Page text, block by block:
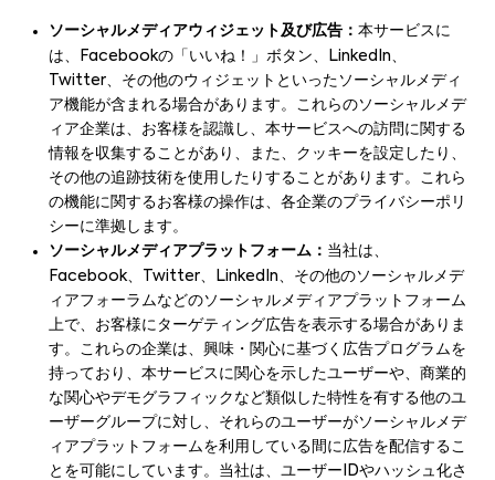
ソーシャルメディアウィジェット及び広告： 本サービスに
は、Facebookの「いいね！」ボタン、LinkedIn、
Twitter、その他のウィジェットといったソーシャルメディ
ア機能が含まれる場合があります。これらのソーシャルメデ
ィア企業は、お客様を認識し、本サービスへの訪問に関する
情報を収集することがあり、また、クッキーを設定したり、
その他の追跡技術を使用したりすることがあります。これら
の機能に関するお客様の操作は、各企業のプライバシーポリ
シーに準拠します。
ソーシャルメディアプラットフォーム： 当社は、
Facebook、Twitter、LinkedIn、その他のソーシャルメデ
ィアフォーラムなどのソーシャルメディアプラットフォーム
上で、お客様にターゲティング広告を表示する場合がありま
す。これらの企業は、興味・関心に基づく広告プログラムを
持っており、本サービスに関心を示したユーザーや、商業的
な関心やデモグラフィックなど類似した特性を有する他のユ
ーザーグループに対し、それらのユーザーがソーシャルメデ
ィアプラットフォームを利用している間に広告を配信するこ
とを可能にしています。当社は、ユーザーIDやハッシュ化さ